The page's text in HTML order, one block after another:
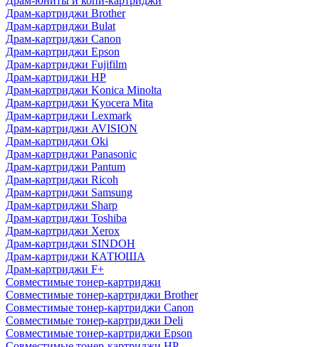
Драм-картриджи Brother
Драм-картриджи Bulat
Драм-картриджи Canon
Драм-картриджи Epson
Драм-картриджи Fujifilm
Драм-картриджи HP
Драм-картриджи Konica Minolta
Драм-картриджи Kyocera Mita
Драм-картриджи Lexmark
Драм-картриджи AVISION
Драм-картриджи Oki
Драм-картриджи Panasonic
Драм-картриджи Pantum
Драм-картриджи Ricoh
Драм-картриджи Samsung
Драм-картриджи Sharp
Драм-картриджи Toshiba
Драм-картриджи Xerox
Драм-картриджи SINDOH
Драм-картриджи КАТЮША
Драм-картриджи F+
Совместимые тонер-картриджи
Совместимые тонер-картриджи Brother
Совместимые тонер-картриджи Canon
Совместимые тонер-картриджи Deli
Совместимые тонер-картриджи Epson